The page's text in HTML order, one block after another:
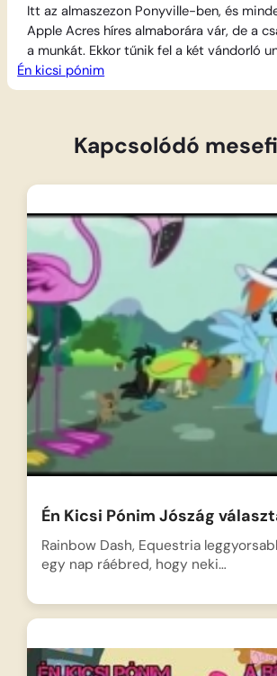
Itt az almaszezon Ponyville-ben, és
Apple Acres híres almaborára vár, de a
a munkát. Ekkor tűnik fel a két vándorló
Flim és Flam a csodálatos gépükkel, a
Almapréselő 6000-rel. Kihívják az Apple
Én kicsi pónim
Kapcsolódó
Én Kicsi Pónim Jószág
Rainbow Dash, Equestria
egy nap ráébred, hogy neki…